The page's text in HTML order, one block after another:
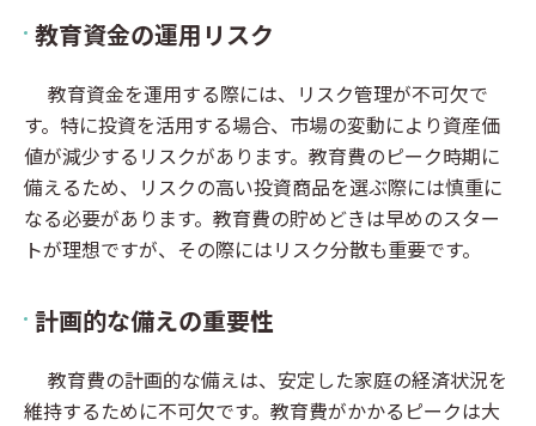
教育資金の運用リスク
教育資金を運用する際には、リスク管理が不可欠で
す。特に投資を活用する場合、市場の変動により資産価
値が減少するリスクがあります。教育費のピーク時期に
備えるため、リスクの高い投資商品を選ぶ際には慎重に
なる必要があります。教育費の貯めどきは早めのスター
トが理想ですが、その際にはリスク分散も重要です。
計画的な備えの重要性
教育費の計画的な備えは、安定した家庭の経済状況を
維持するために不可欠です。教育費がかかるピークは大